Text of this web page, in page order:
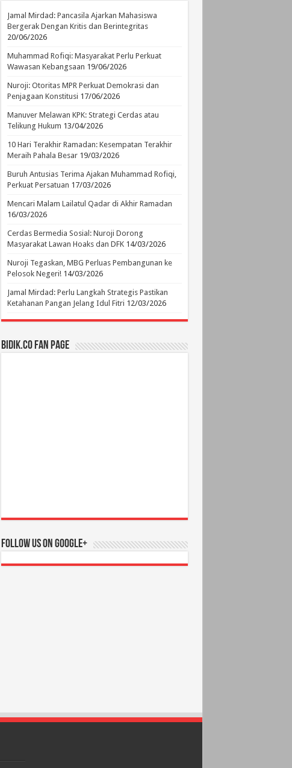
Jamal Mirdad: Pancasila Ajarkan Mahasiswa
Bergerak Dengan Kritis dan Berintegritas
20/06/2026
Muhammad Rofiqi: Masyarakat Perlu Perkuat
Wawasan Kebangsaan 19/06/2026
Nuroji: Otoritas MPR Perkuat Demokrasi dan
Penjagaan Konstitusi 17/06/2026
Manuver Melawan KPK: Strategi Cerdas atau
Telikung Hukum 13/04/2026
10 Hari Terakhir Ramadan: Kesempatan Terakhir
Meraih Pahala Besar 19/03/2026
Buruh Antusias Terima Ajakan Muhammad Rofiqi,
Perkuat Persatuan 17/03/2026
Mencari Malam Lailatul Qadar di Akhir Ramadan
16/03/2026
Cerdas Bermedia Sosial: Nuroji Dorong
Masyarakat Lawan Hoaks dan DFK 14/03/2026
Nuroji Tegaskan, MBG Perluas Pembangunan ke
Pelosok Negeri! 14/03/2026
Jamal Mirdad: Perlu Langkah Strategis Pastikan
Ketahanan Pangan Jelang Idul Fitri 12/03/2026
BIDIK.CO Fan Page
Follow us on Google+